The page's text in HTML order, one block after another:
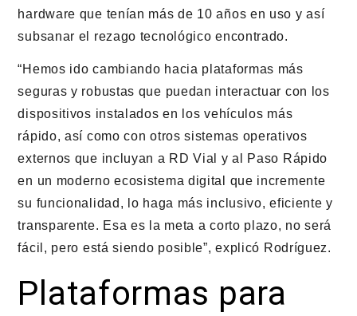
hardware que tenían más de 10 años en uso y así
subsanar el rezago tecnológico encontrado.
“Hemos ido cambiando hacia plataformas más
seguras y robustas que puedan interactuar con los
dispositivos instalados en los vehículos más
rápido, así como con otros sistemas operativos
externos que incluyan a RD Vial y al Paso Rápido
en un moderno ecosistema digital que incremente
su funcionalidad, lo haga más inclusivo, eficiente y
transparente. Esa es la meta a corto plazo, no será
fácil, pero está siendo posible”, explicó Rodríguez.
Plataformas para